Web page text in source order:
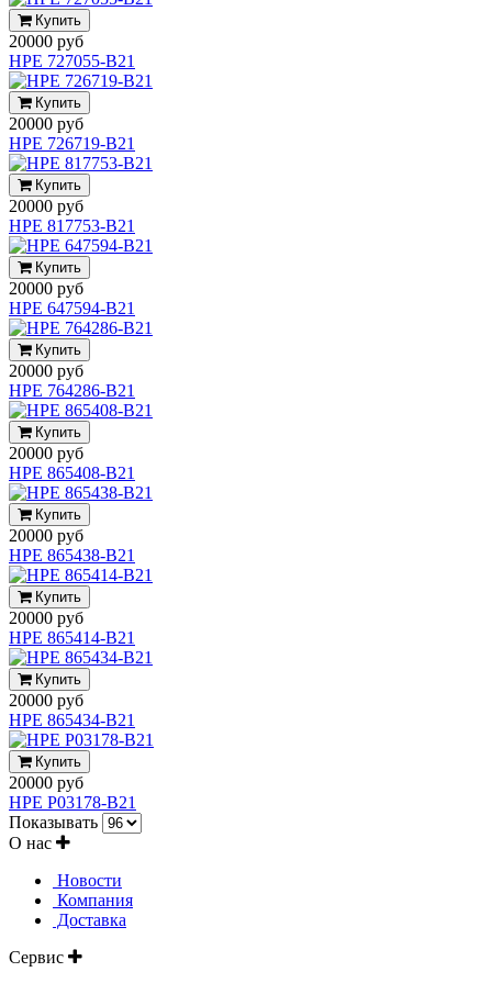
Купить
20000 руб
HPE 727055-B21
Купить
20000 руб
HPE 726719-B21
Купить
20000 руб
HPE 817753-B21
Купить
20000 руб
HPE 647594-B21
Купить
20000 руб
HPE 764286-B21
Купить
20000 руб
HPE 865408-B21
Купить
20000 руб
HPE 865438-B21
Купить
20000 руб
HPE 865414-B21
Купить
20000 руб
HPE 865434-B21
Купить
20000 руб
HPE P03178-B21
Показывать
О нас
Новости
Компания
Доставка
Сервис